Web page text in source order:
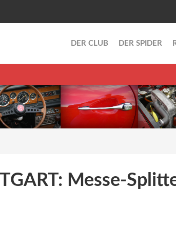
DER CLUB DER SPIDER
Messe-